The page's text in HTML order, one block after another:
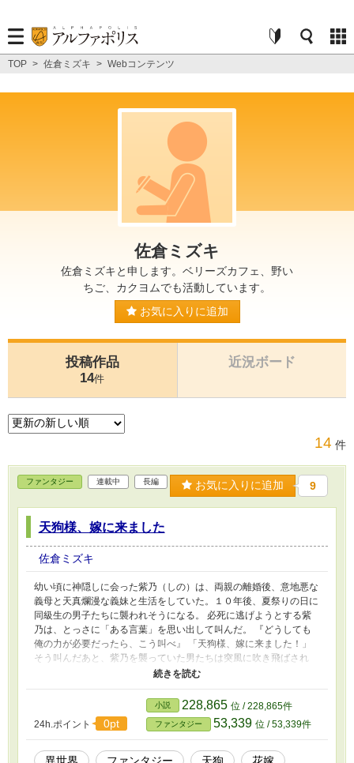
TOP > 佐倉ミズキ > Webコンテンツ
佐倉ミズキ
佐倉ミズキと申します。ベリーズカフェ、野い
ちご、カクヨムでも活動しています。
お気に入りに追加
投稿作品
14件
近況ボード
14 件
ファンタジー 連載中 長編 お気に入りに追加 9
天狗様、嫁に来ました
佐倉ミズキ
幼い頃に神隠しに会った紫乃（しの）は、両親の離婚後、意地悪な
義母と天真爛漫な義妹と生活をしていた。１０年後、夏祭りの日に
同級生の男子たちに襲われそうになる。 必死に逃げようとする紫
乃は、とっさに「ある言葉」を思い出して叫んだ。 『どうしても
俺の力が必要だったら、こう叫べ』 「天狗様、嫁に来ました！」
そう叫んだあと、紫乃を襲っていた男たちは突風に吹き飛ばされ
る。 そして目の前にいたのは、背中から大きな翼を広げた黒髪の
呼んだろう？ 契約が発動した」 唖然とする紫乃に、玄夜はこう
言った。 「お前はこれから俺の花嫁だ」
24h.ポイント
0pt
小説 228,865 位 / 228,865件
ファンタジー 53,339 位 / 53,339件
異世界 ファンタジー 天狗
花嫁